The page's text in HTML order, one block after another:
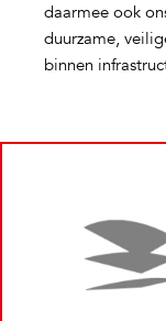
daarmee ook
duurzame,
binnen